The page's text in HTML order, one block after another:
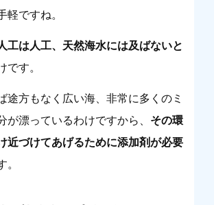
軽ですね。
工は人工、天然海水には及ばないと
です。
途方もなく広い海、非常に多くのミ
が漂っているわけですから、 その環
近づけてあげるために添加剤が必要
。